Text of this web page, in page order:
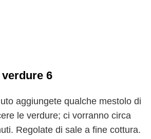
6
aggiungete qualche mestolo di
le verdure; ci vorranno circa
Regolate di sale a fine cottura.